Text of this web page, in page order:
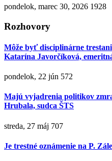
pondelok, marec 30, 2026 1928
Rozhovory
Môže byť disciplinárne
Katarína Javorčíková,
pondelok, 22 jún 572
Majú vyjadrenia politikov
Hrubala, sudca ŠTS
streda, 27 máj 707
Je trestné oznámenie na P.